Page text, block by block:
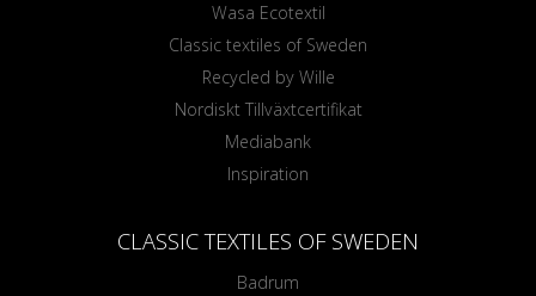
Wasa Ecotextil
Classic textiles of Sweden
Recycled by Wille
Nordiskt Tillväxtcertifikat
Mediabank
Inspiration
CLASSIC TEXTILES OF SWEDEN
Badrum